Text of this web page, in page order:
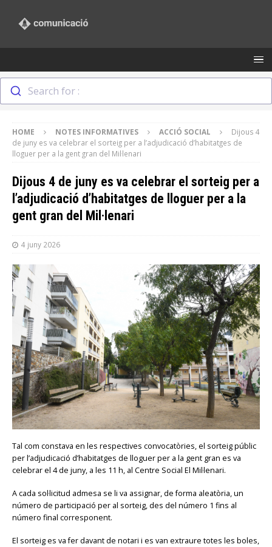
Search for :
HOME NOTES INFORMATIVES ACCIÓ SOCIAL
Dijous 4
de juny es va celebrar el sorteig per a l’adjudicació d’habitatges de
lloguer per a la gent gran del Mil·lenari
Dijous 4 de juny es va celebrar el sorteig per a
l’adjudicació d’habitatges de lloguer per a la
gent gran del Mil·lenari
4 juny 2026
Tal com constava en les respectives convocatòries, el sorteig públic
per l’adjudicació d’habitatges de lloguer per a la gent gran es va
celebrar el 4 de juny, a les 11 h, al Centre Social El Mil·lenari.
A cada sol·licitud admesa se li va assignar, de forma aleatòria, un
número de participació per al sorteig, des del número 1 fins al
número final corresponent.
El sorteig es va fer davant de notari i es van extraure totes les boles,